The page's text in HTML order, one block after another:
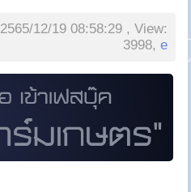
2565/12/19 08:58:29 , View:
3998,e